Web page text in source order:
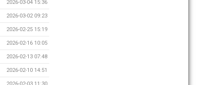
2026-03-04 15:36
2026-03-02 09:23
2026-02-25 15:19
2026-02-16 10:05
2026-02-13 07:48
2026-02-10 14:51